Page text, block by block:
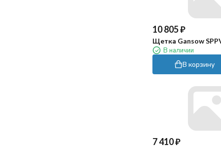
10 805₽
Щетка Gansow
В наличии
В корзину
7 410₽